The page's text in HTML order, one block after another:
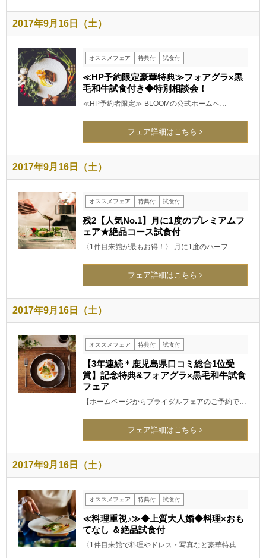
2017年9月16日（土）
オススメフェア 特典付 試食付
≪HP予約限定豪華特典≫フォアグラ×黒
毛和牛試食付き◆特別相談会！
≪HP予約者限定≫ BLOOMの公式ホームペ…
フェア詳細はこちら
2017年9月16日（土）
オススメフェア 特典付 試食付
残2【人気No.1】月に1度のプレミアムフ
ェア★絶品コース試食付
〈1件目来館が最もお得！〉 月に1度のハーフ…
フェア詳細はこちら
2017年9月16日（土）
オススメフェア 特典付 試食付
【3年連続＊鹿児島県口コミ総合1位受
賞】記念特典&フォアグラ×黒毛和牛試食
フェア
【ホームページからブライダルフェアのご予約で…
フェア詳細はこちら
2017年9月16日（土）
オススメフェア 特典付 試食付
≪料理重視♪≫◆上質大人婚◆料理×おも
てなし ＆絶品試食付
〈1件目来館で料理やドレス・写真など豪華特典…